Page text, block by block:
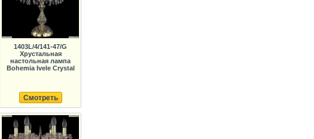
1403L/4/141-47/G
Хрустальная
настольная лампа
Bohemia Ivele Crystal
Смотреть